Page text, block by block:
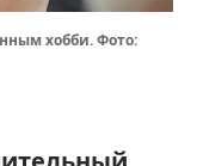
хобби. Фото: